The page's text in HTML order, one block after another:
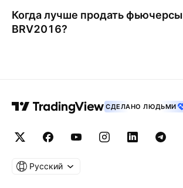
Когда лучше продать фьючерсы
BRV2016?
СДЕЛАНО ЛЮДЬМИ
Русский